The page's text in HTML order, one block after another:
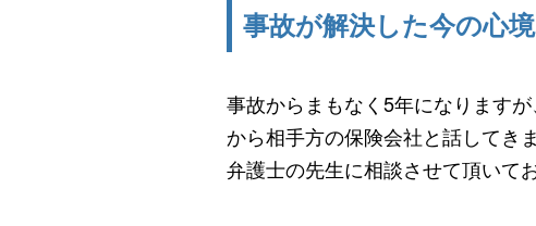
事故が解決した今の心
事故からまもなく5年になります
から相手方の保険会社と話してき
弁護士の先生に相談させて頂いて